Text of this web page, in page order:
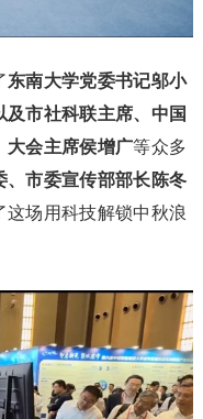
东南大学党委书记邬小
市社科联主席、中国
大会主席侯增广等众多
、市委宣传部部长陈冬
场用科技解锁中秋浪